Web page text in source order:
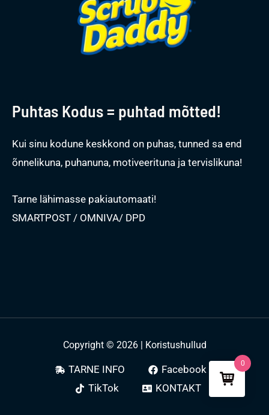
Puhtas Kodus = puhtad mõtted!
Kui sinu kodune keskkond on puhas, tunned sa end
õnnelikuna, puhanuna, motiveerituna ja tervislikuna!
Tarne lähimasse pakiautomaati!
SMARTPOST / OMNIVA/ DPD
Copyright © 2026 | Koristushullud
TARNE INFO
Facebook
TikTok
KONTAKT
0